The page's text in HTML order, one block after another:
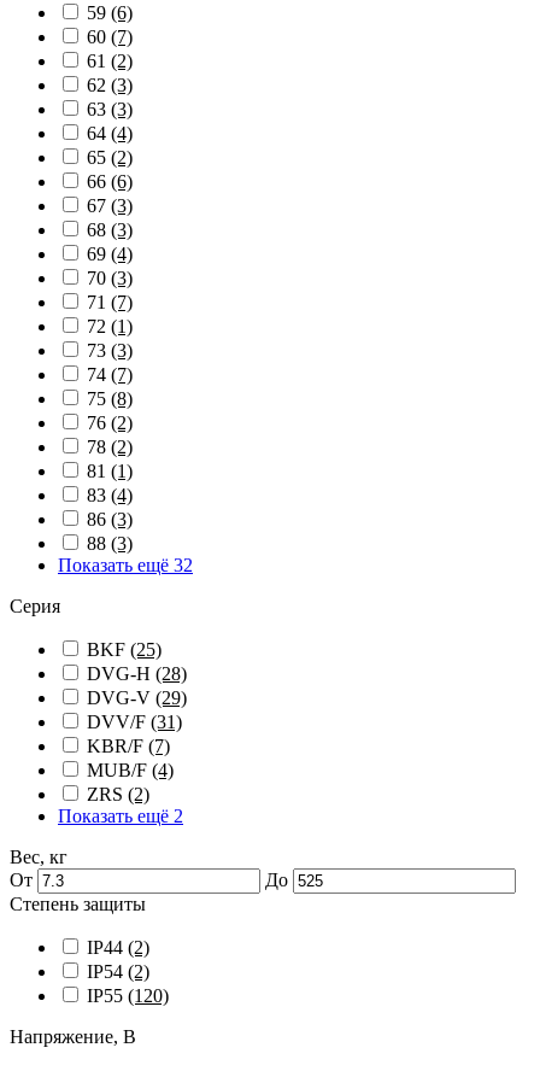
59 (6)
60 (7)
61 (2)
62 (3)
63 (3)
64 (4)
65 (2)
66 (6)
67 (3)
68 (3)
69 (4)
70 (3)
71 (7)
72 (1)
73 (3)
74 (7)
75 (8)
76 (2)
78 (2)
81 (1)
83 (4)
86 (3)
88 (3)
Показать ещё 32
Серия
BKF (25)
DVG-H (28)
DVG-V (29)
DVV/F (31)
KBR/F (7)
MUB/F (4)
ZRS (2)
Показать ещё 2
Вес, кг
От
До
Степень защиты
IP44 (2)
IP54 (2)
IP55 (120)
Напряжение, В